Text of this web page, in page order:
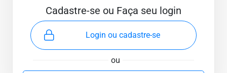
Cadastre-se ou Faça seu login
Login ou cadastre-se
ou